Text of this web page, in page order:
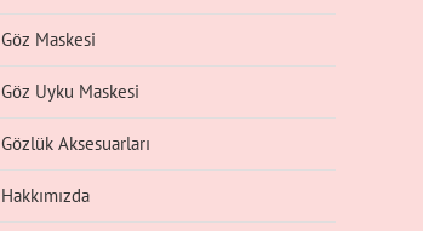
Göz Maskesi
Göz Uyku Maskesi
Gözlük Aksesuarları
Hakkımızda